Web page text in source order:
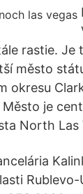
rastie. Je
město
okresu
je
North Las